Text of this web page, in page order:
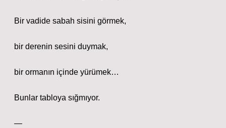
Bir vadide sabah sisini görmek,
bir derenin sesini duymak,
bir ormanın içinde yürümek…
Bunlar tabloya sığmıyor.
—